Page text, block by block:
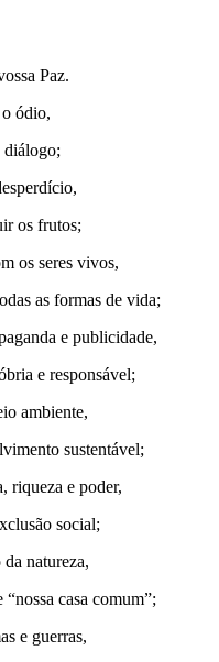
Paz.
ódio,
diálogo;
os frutos;
os seres vivos,
as formas de vida;
e publicidade,
e responsável;
ambiente,
sustentável;
riqueza e poder,
social;
natureza,
casa comum”;
e guerras,